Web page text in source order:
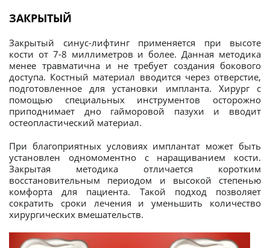
ЗАКРЫТЫЙ
Закрытый синус-лифтинг применяется при высоте
кости от 7-8 миллиметров и более. Данная методика
менее травматична и не требует создания бокового
доступа. Костный материал вводится через отверстие,
подготовленное для установки импланта. Хирург с
помощью специальных инструментов осторожно
приподнимает дно гайморовой пазухи и вводит
остеопластический материал.
При благоприятных условиях имплантат может быть
установлен одномоментно с наращиванием кости.
Закрытая методика отличается коротким
восстановительным периодом и высокой степенью
комфорта для пациента. Такой подход позволяет
сократить сроки лечения и уменьшить количество
хирургических вмешательств.